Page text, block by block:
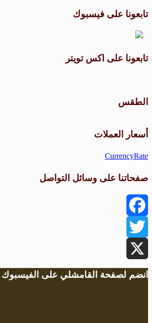
تابعونا على فيسبوك
تابعونا على اكس تويتر
الطقس
أسعار العملات
CurrencyRate
صفحاتنا على وسائل التواصل
Facebook
Twitter
X
انضم لصفحة القامشلي على الفيسبوك